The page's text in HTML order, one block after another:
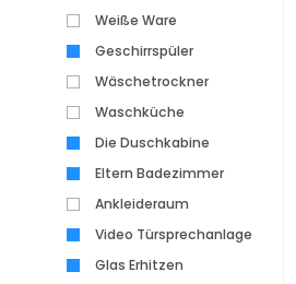
Weiße Ware
Geschirrspüler
Wäschetrockner
Waschküche
Die Duschkabine
Eltern Badezimmer
Ankleideraum
Video Türsprechanlage
Glas Erhitzen